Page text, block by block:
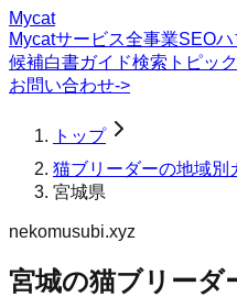
Mycat
Mycatサービス全事業SEOハ
候補白書ガイド検索トピック
お問い合わせ->
トップ
猫ブリーダーの地域別
宮城県
nekomusubi.xyz
宮城の猫ブリーダ